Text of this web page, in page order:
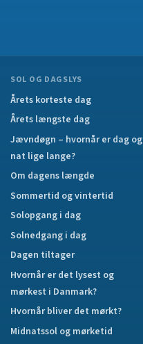
SOL OG DAGSLYS
Årets korteste dag
Årets længste dag
Jævndøgn – hvornår er dag og
nat lige lange?
Om dagens længde
Sommertid og vintertid
Solopgang i dag
Solnedgang i dag
Dagen tiltager
Hvornår er det lysest og
mørkest i Danmark?
Hvornår bliver det mørkt?
Midnatssol og mørketid